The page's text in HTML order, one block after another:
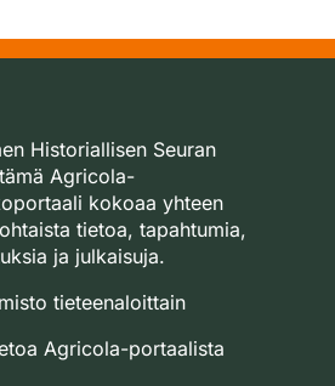
Historiallisen Seuran
Agricola-
kokoaa yhteen
tietoa, tapahtumia,
ja julkaisuja.
tieteenaloittain
Agricola-portaalista